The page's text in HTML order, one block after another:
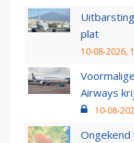
plat
10-08-2026,
Airways
10-08-